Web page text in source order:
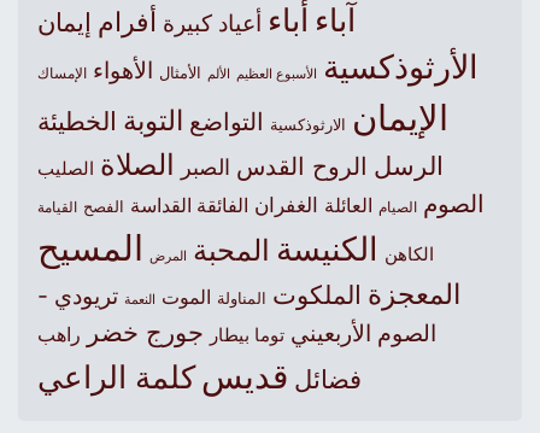
آباءأباء أعياد كبيرة أفرام إيمان
الأرثوذكسية الأسبوع العظيم الألم الأمثال الأهواء الإمساك
الإيمان الارثوذكسية التواضع التوبة الخطيئة
الرسل الروح القدس الصبر الصلاة الصليب
الصوم الصيام العائلة الغفران الفائقة القداسة الفصح القيامة
الكاهن الكنيسةالمحبة المرض المسيح
المعجزة الملكوت المناولة الموت النعمة تريودي -
الصوم الأربعيني توما بيطار جورج خضر راهب
فضائل قديس كلمة الراعي